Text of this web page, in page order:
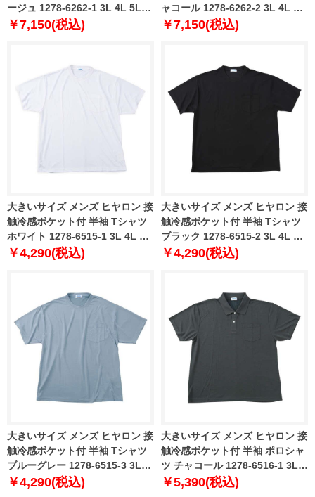
ージュ 1278-6262-1 3L 4L 5L
6L 8L
￥7,150(税込)
ャコール 1278-6262-2 3L 4L 5L
6L 8L
￥7,150(税込)
大きいサイズ メンズ ヒヤロン 接
触冷感ポケット付 半袖 Tシャツ
ホワイト 1278-6515-1 3L 4L 5L
6L 7L 8L
￥4,290(税込)
大きいサイズ メンズ ヒヤロン 接
触冷感ポケット付 半袖 Tシャツ
ブラック 1278-6515-2 3L 4L 5L
6L 7L 8L
￥4,290(税込)
大きいサイズ メンズ ヒヤロン 接
触冷感ポケット付 半袖 Tシャツ
ブルーグレー 1278-6515-3 3L
4L 5L 6L 7L 8L
￥4,290(税込)
大きいサイズ メンズ ヒヤロン 接
触冷感ポケット付 半袖 ポロシャ
ツ チャコール 1278-6516-1 3L
4L 5L 6L 7L 8L
￥5,390(税込)